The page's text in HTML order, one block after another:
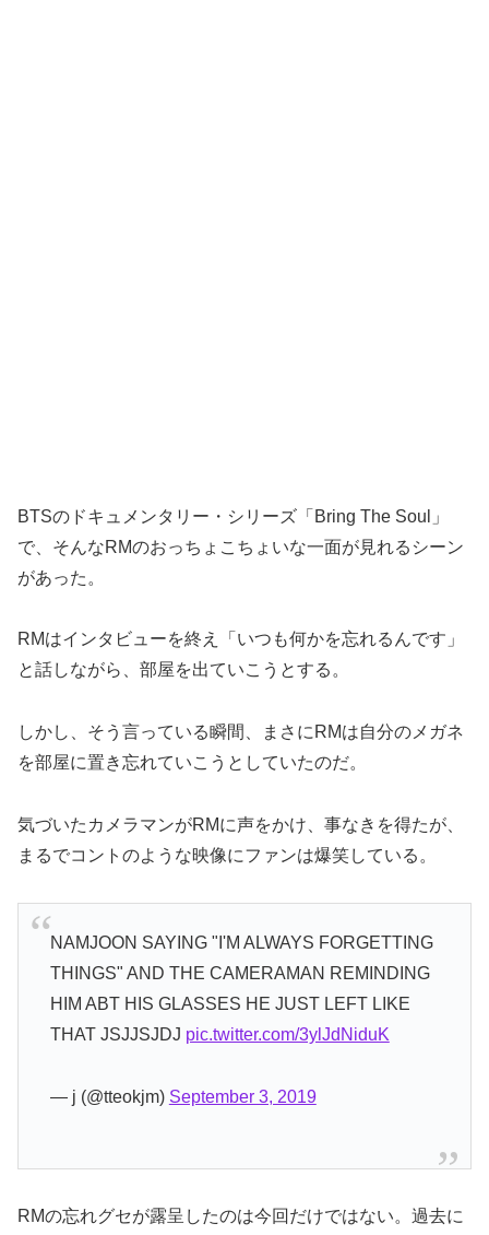
BTSのドキュメンタリー・シリーズ「Bring The Soul」
で、そんなRMのおっちょこちょいな一面が見れるシーン
があった。
RMはインタビューを終え「いつも何かを忘れるんです」
と話しながら、部屋を出ていこうとする。
しかし、そう言っている瞬間、まさにRMは自分のメガネ
を部屋に置き忘れていこうとしていたのだ。
気づいたカメラマンがRMに声をかけ、事なきを得たが、
まるでコントのような映像にファンは爆笑している。
NAMJOON SAYING "I'M ALWAYS FORGETTING
THINGS" AND THE CAMERAMAN REMINDING
HIM ABT HIS GLASSES HE JUST LEFT LIKE
THAT JSJJSJDJ pic.twitter.com/3ylJdNiduK
— j (@tteokjm) September 3, 2019
RMの忘れグセが露呈したのは今回だけではない。過去に